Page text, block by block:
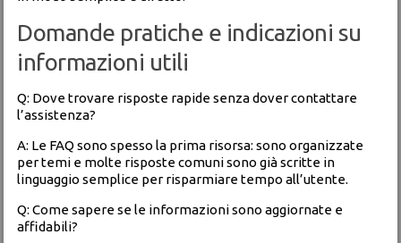
Domande pratiche e indicazioni su
informazioni utili
Q: Dove trovare risposte rapide senza dover contattare
l’assistenza?
A: Le FAQ sono spesso la prima risorsa: sono organizzate
per temi e molte risposte comuni sono già scritte in
linguaggio semplice per risparmiare tempo all’utente.
Q: Come sapere se le informazioni sono aggiornate e
affidabili?